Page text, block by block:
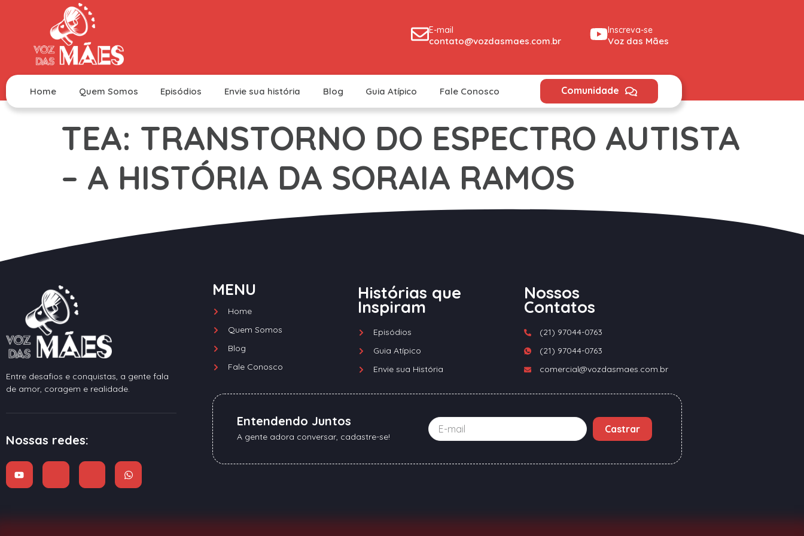
E-mail
contato@vozdasmaes.com.br
Inscreva-se
Voz das Mães
Home Quem Somos Episódios Envie sua história Blog Guia Atípico Fale Conosco Comunidade
TEA: TRANSTORNO DO ESPECTRO AUTISTA
– A HISTÓRIA DA SORAIA RAMOS
Entre desafios e conquistas, a gente fala
de amor, coragem e realidade.
Nossas redes:
MENU
Home
Quem Somos
Blog
Fale Conosco
Histórias que
Inspiram
Episódios
Guia Atípico
Envie sua História
Nossos
Contatos
(21) 97044-0763
(21) 97044-0763
comercial@vozdasmaes.com.br
Entendendo Juntos
A gente adora conversar, cadastre-se!
Castrar